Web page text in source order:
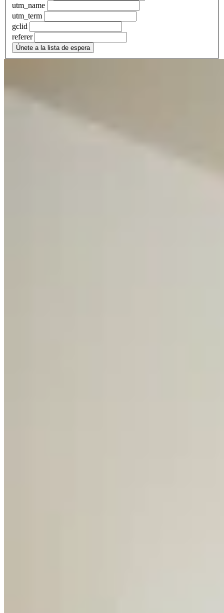
utm_name
utm_term
gclid
referer
Únete a la lista de espera